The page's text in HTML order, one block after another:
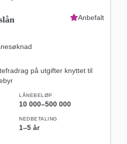
Anbefalt
på utgifter knyttet til
LÅNEBELØP
10 000–500 000
NEDBETALING
1–5 år